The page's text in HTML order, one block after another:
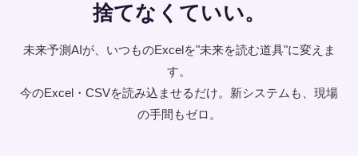
捨てなくていい。
未来予測AIが、いつものExcelを"未来を読む道具"に変えま
す。
今のExcel・CSVを読み込ませるだけ。新システムも、現場
の手間もゼロ。